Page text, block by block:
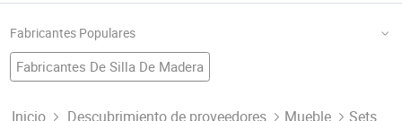
Fabricantes Populares
Fabricantes De Silla De Madera
Inicio Descubrimiento de proveedores Mueble Sets